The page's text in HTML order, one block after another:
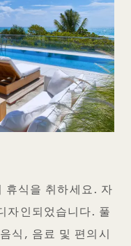
휴식을 취하세요. 자
자인되었습니다. 풀
식, 음료 및 편의시